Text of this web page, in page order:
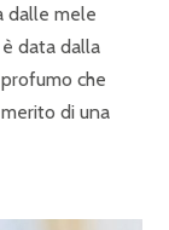
dalle mele
data dalla
che
di una